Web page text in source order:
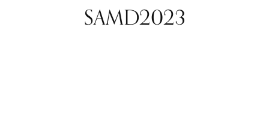
SAMD2023